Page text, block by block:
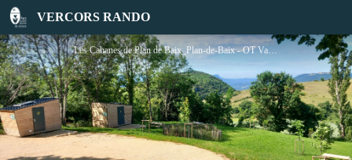
VERCORS RANDO
Les Cabanes de Plan de Baix
Les Cabanes de Plan de Baix_Plan-de-Baix - OT Vallée de la Drôme